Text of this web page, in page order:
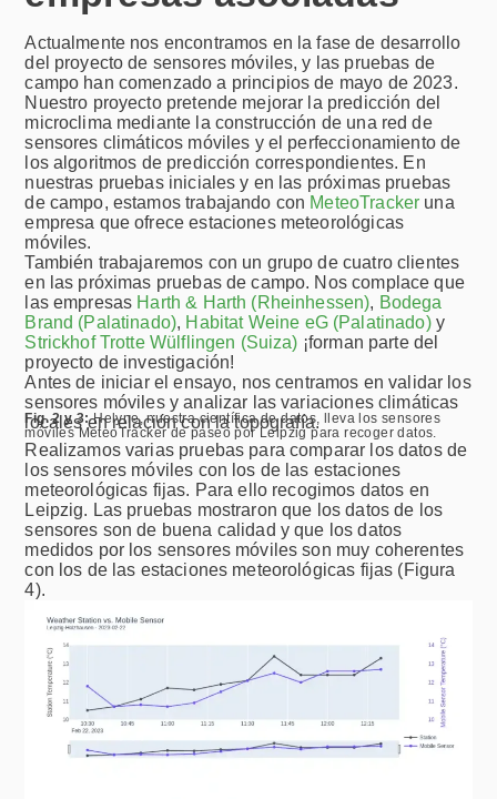
Actualmente nos encontramos en la fase de desarrollo
del proyecto de sensores móviles, y las pruebas de
campo han comenzado a principios de mayo de 2023.
Nuestro proyecto pretende mejorar la predicción del
microclima mediante la construcción de una red de
sensores climáticos móviles y el perfeccionamiento de
los algoritmos de predicción correspondientes. En
nuestras pruebas iniciales y en las próximas pruebas
de campo, estamos trabajando con MeteoTracker una
empresa que ofrece estaciones meteorológicas
móviles.
También trabajaremos con un grupo de cuatro clientes
en las próximas pruebas de campo. Nos complace que
las empresas Harth & Harth (Rheinhessen), Bodega
Brand (Palatinado), Habitat Weine eG (Palatinado)y
Strickhof Trotte Wülflingen (Suiza) ¡forman parte del
proyecto de investigación!
Antes de iniciar el ensayo, nos centramos en validar los
sensores móviles y analizar las variaciones climáticas
locales en relación con la topografía.
Probar el sensor en la moto
Montaje provisional en la moto
Fig. 2 y 3:Helyne, nuestra científica de datos, lleva los sensores
móviles MeteoTracker de paseo por Leipzig para recoger datos.
Realizamos varias pruebas para comparar los datos de
los sensores móviles con los de las estaciones
meteorológicas fijas. Para ello recogimos datos en
Leipzig. Las pruebas mostraron que los datos de los
sensores son de buena calidad y que los datos
medidos por los sensores móviles son muy coherentes
con los de las estaciones meteorológicas fijas (Figura
4).